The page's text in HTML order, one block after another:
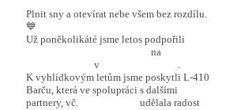
Plnit sny a otevírat nebe všem bez rozdílu.
💙
Už poněkolikáté jsme letos podpořili
na
v
.
K vyhlídkovým letům jsme poskytli L-410
Barču, která ve spolupráci s dalšími
partnery, vč.
udělala radost